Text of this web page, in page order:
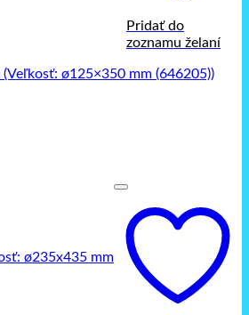
Pridať do
zoznamu želaní
ø125×350 mm (646205))